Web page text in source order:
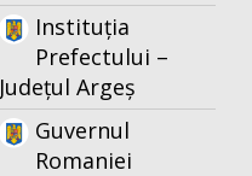
Instituția
Prefectului –
Județul Argeș
Guvernul
Romaniei